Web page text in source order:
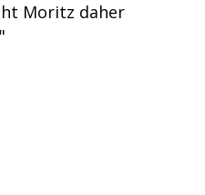
Moritz daher